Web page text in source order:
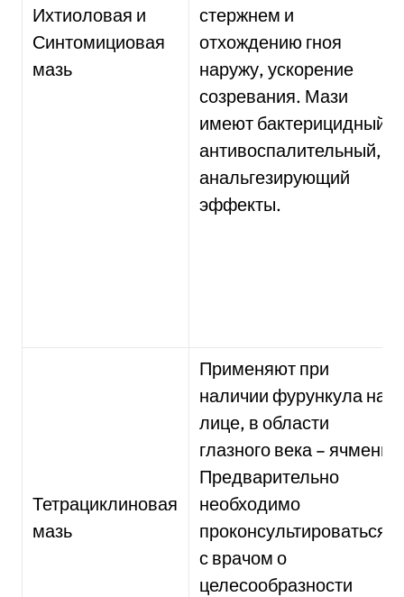
Ихтиоловая и
Синтомициовая
мазь
стержнем и
отхождению гноя
наружу, ускорение
созревания. Мази
имеют бактерицидный,
антивоспалительный,
анальгезирующий
эффекты.
Тетрациклиновая
мазь
Применяют при
наличии фурункула на
лице, в области
глазного века – ячмень.
Предварительно
необходимо
проконсультироваться
с врачом о
целесообразности